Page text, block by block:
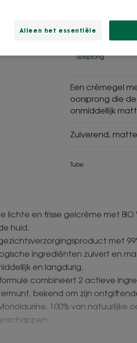
bestanddelen
oorsprong
SVG
BIO-
Een crèmegel
oorsprong die
onmiddellijk
Zuiverend,
Tube
lichte en frisse gelcrème met
huid.
met
ingrediënten zuivert en
en langdurig.
combineert 2 actieve
bekend om zijn
100% van natuurlijke
Alleen het essentiële